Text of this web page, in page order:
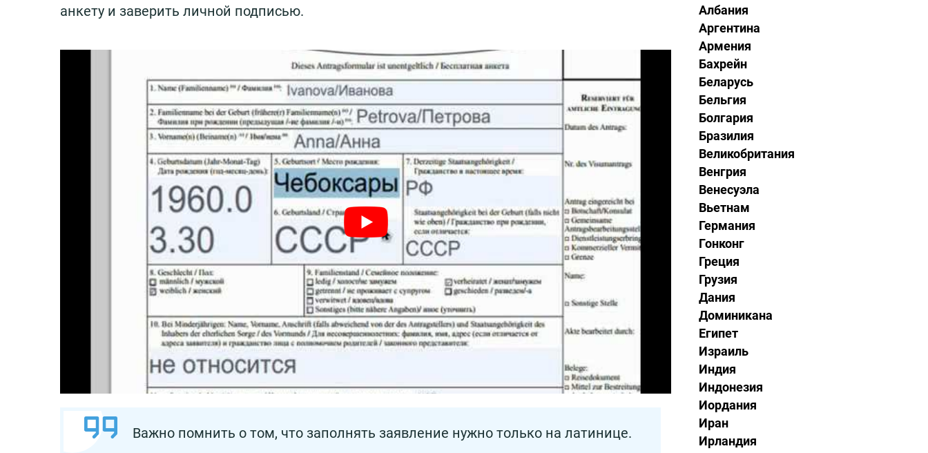
анкету и заверить личной подписью.
Важно помнить о том, что заполнять заявление нужно только на латинице.
Албания
Аргентина
Армения
Бахрейн
Беларусь
Бельгия
Болгария
Бразилия
Великобритания
Венгрия
Венесуэла
Вьетнам
Германия
Гонконг
Греция
Грузия
Дания
Доминикана
Египет
Израиль
Индия
Индонезия
Иордания
Иран
Ирландия